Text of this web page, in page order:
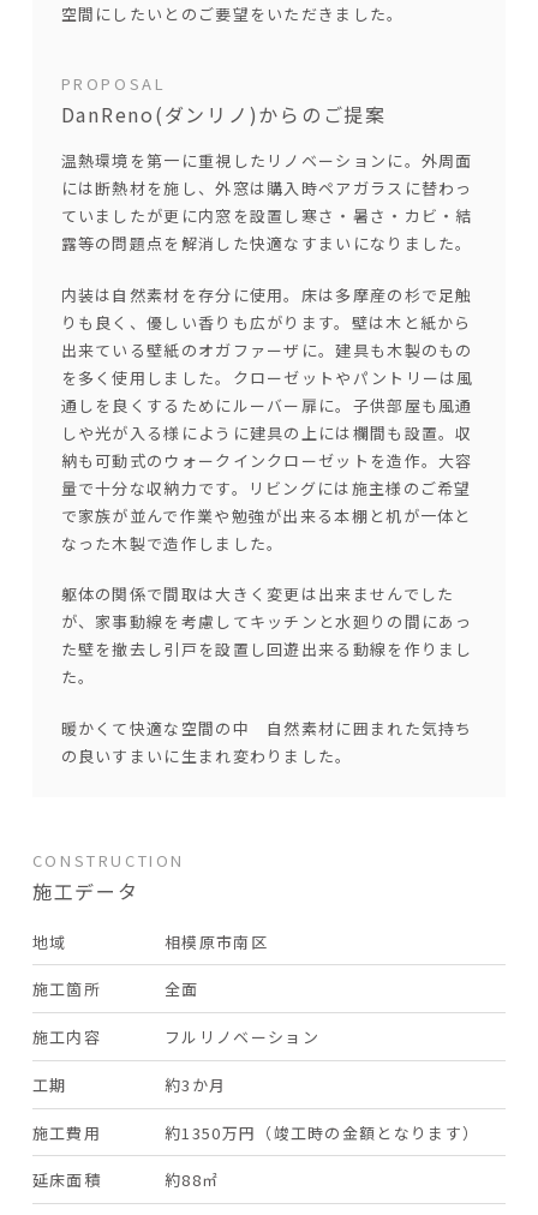
空間にしたいとのご要望をいただきました。
PROPOSAL
DanReno(ダンリノ)からのご提案
温熱環境を第一に重視 したリノベーションに。外周面
には断熱材を施し、外窓は購入時ペアガラスに替わっ
ていましたが更に内窓を設置し寒さ・暑さ・カビ・結
露等の問題点を解消した快適なすまいになりました。
内装は自然素材を存分に使用。床は多摩産の杉で足触
りも良く、優しい香りも広がります。壁は木と紙から
出来ている壁紙のオガファーザに。建具も木製のもの
を多く使用しました。クローゼットやパントリーは風
通しを良くするためにルーバー扉に。子供部屋も風通
しや光が入る様にように建具の上には欄間も設置。収
納も可動式のウォークインクローゼットを造作。大容
量で十分な収納力です。リビングには施主様のご希望
で家族が並んで作業や勉強が出来る本棚と机が一体と
なった木製で造作しました。
躯体の関係で間取は大きく変更は出来ませんでした
が、家事動線を考慮してキッチンと水廻りの間にあっ
た壁を撤去し引戸を設置し回遊出来る動線を作りまし
た。
暖かくて快適な空間の中 自然素材に囲まれた気持ち
の良いすまいに生まれ変わりました。
CONSTRUCTION
施工データ
地域 相模原市南区
施工箇所 全面
施工内容 フルリノベーション
工期 約3か月
施工費用 約1350万円（竣工時の金額となります）
延床面積 約88㎡